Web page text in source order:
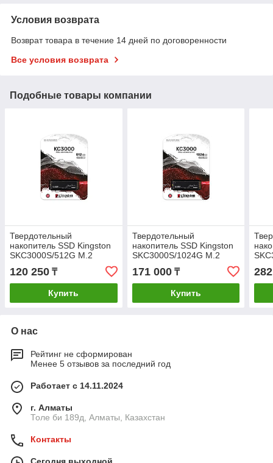
Условия возврата
Возврат товара в течение 14 дней по договоренности
Все условия возврата
Подобные товары компании
Твердотельный
накопитель SSD Kingston
SKC3000S/512G M.2
NVMe PCIe 4.0
120 250 ₸
Купить
Твердотельный
накопитель SSD Kingston
SKC3000S/1024G M.2
NVMe PCIe 4.0
171 000₸
Купить
О нас
Рейтинг не сформирован
Менее 5 отзывов за последний год
Работает с 14.11.2024
г. Алматы
Толе би 189д, Алматы, Казахстан
Контакты